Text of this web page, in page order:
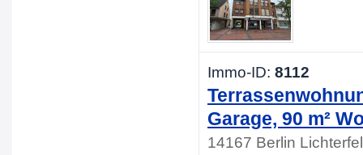
Immo-ID: 8112
Garage, 90 m²
14167 Berlin